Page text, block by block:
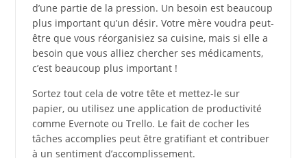
d’une partie de la pression. Un besoin est beaucoup
plus important qu’un désir. Votre mère voudra peut-
être que vous réorganisiez sa cuisine, mais si elle a
besoin que vous alliez chercher ses médicaments,
c’est beaucoup plus important !
Sortez tout cela de votre tête et mettez-le sur
papier, ou utilisez une application de productivité
comme Evernote ou Trello. Le fait de cocher les
tâches accomplies peut être gratifiant et contribuer
à un sentiment d’accomplissement.